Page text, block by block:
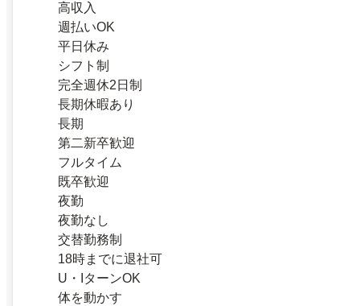
高収入
週払いOK
平日休み
シフト制
完全週休2日制
長期休暇あり
長期
第二新卒歓迎
フルタイム
既卒歓迎
夜勤
夜勤なし
交替勤務制
18時までに退社可
U・IターンOK
体を動かす